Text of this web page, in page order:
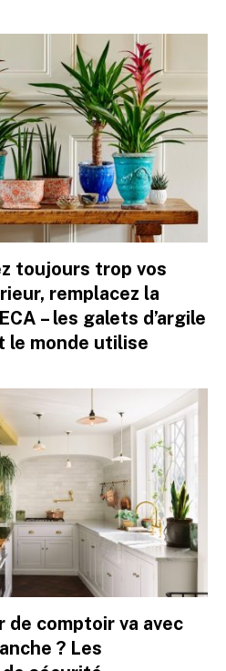
toujours trop vos
remplacez la
– les galets d’argile
le monde utilise
de comptoir va avec
? Les